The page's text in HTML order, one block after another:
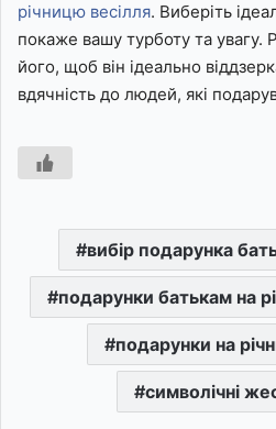
річницю весілля. Виберіть
покаже вашу турботу та увагу.
його, щоб він ідеально
вдячність до людей, які
вибір подарунка
подарунки батькам на
подарунки на
символічні